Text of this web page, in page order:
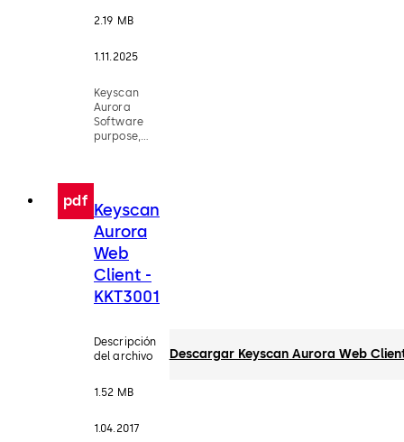
2.19 MB
1.11.2025
Keyscan
Aurora
Software
purpose,
system
architecture
information.
pdf Keyscan
Aurora
Web
Client -
KKT3001
Descripción
del archivo
1.52 MB
1.04.2017
Descargar Keyscan Aurora Web